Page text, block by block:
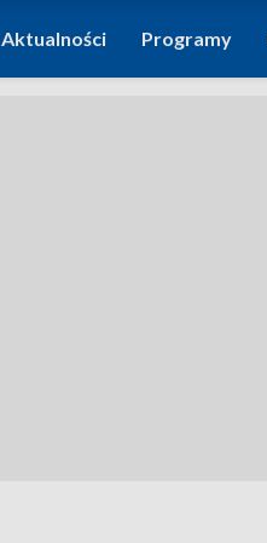
Aktualności Programy